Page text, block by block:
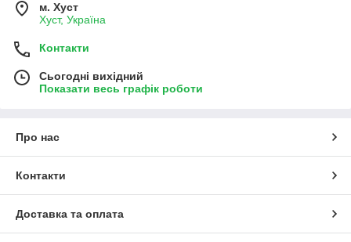
м. Хуст
Хуст, Україна
Контакти
Сьогодні вихідний
Показати весь графік роботи
Про нас
Контакти
Доставка та оплата